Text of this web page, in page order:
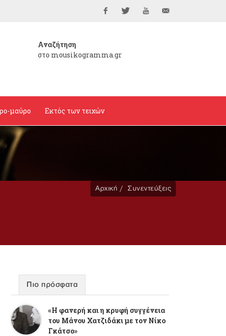
Αναζήτηση
στο mousikogramma.gr
μαύρο Εκτός των τειχών
Αρχική Συνεντεύξεις
Πιο πρόσφατα
«Η φανερή και η κρυφή συγγένεια
του Μάνου Χατζιδάκι με τον Νίκο
Γκάτσο»